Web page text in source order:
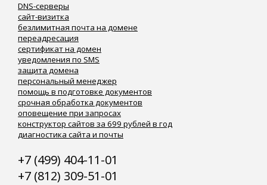
DNS-серверы
сайт-визитка
безлимитная почта на домене
переадресация
сертификат на домен
уведомления по SMS
защита домена
персональный менеджер
помощь в подготовке документов
срочная обработка документов
оповещение при запросах
конструктор сайтов за 699 рублей в год
диагностика сайта и почты
+7 (499) 404-11-01
+7 (812) 309-51-01